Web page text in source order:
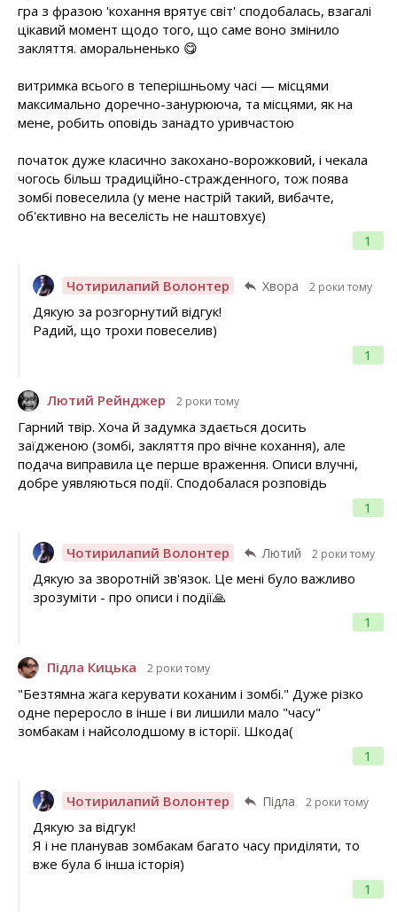
1
гра з фразою 'кохання врятує світ' сподобалась, взагалі
цікавий момент щодо того, що саме воно змінило
закляття. аморальненько 😋
витримка всього в теперішньому часі — місцями
максимально доречно-занурююча, та місцями, як на
мене, робить оповідь занадто уривчастою
початок дуже класично закохано-ворожковий, і чекала
чогось більш традиційно-стражденного, тож поява
зомбі повеселила (у мене настрій такий, вибачте,
об'єктивно на веселість не наштовхує)
Чотирилапий Волонтер Хвора 2 роки тому
1
Дякую за розгорнутий відгук!
Радий, що трохи повеселив)
Лютий Рейнджер 2 роки тому
1
Гарний твір. Хоча й задумка здається досить
заїдженою (зомбі, закляття про вічне кохання), але
подача виправила це перше враження. Описи влучні,
добре уявляються події. Сподобалася розповідь
Чотирилапий Волонтер Лютий 2 роки тому
1
Дякую за зворотній зв'язок. Це мені було важливо
зрозуміти - про описи і події🙏
Підла Кицька 2 роки тому
1
"Безтямна жага керувати коханим і зомбі." Дуже різко
одне переросло в інше і ви лишили мало "часу"
зомбакам і найсолодшому в історії. Шкода(
Чотирилапий Волонтер Підла 2 роки тому
1
Дякую за відгук!
Я і не планував зомбакам багато часу приділяти, то
вже була б інша історія)